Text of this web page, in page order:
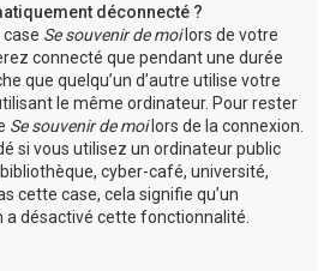
déconnecté ?
case Se souvenir de moilors de votre
connecté que pendant une durée
que quelqu’un d’autre utilise votre
le même ordinateur. Pour rester
Se souvenir de moilors de la connexion.
si vous utilisez un ordinateur public
cyber-café, université,
cette case, cela signifie qu’un
désactivé cette fonctionnalité.